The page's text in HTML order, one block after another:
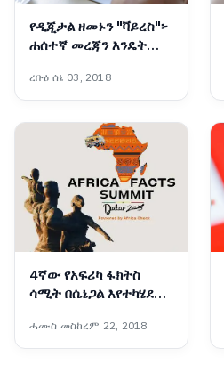
የዲጂታል ዘመኑን "ቫይረስ"፦
ሐሰተኛ መረጃን እንዴት
ረቡዕ ሰኔ 03, 2018
4ኛው የአፍሪካ ፋክትስ
ሳሚት በሴኔጋል እየተካሄደ
ሓሙስ መስከረም 22, 2018